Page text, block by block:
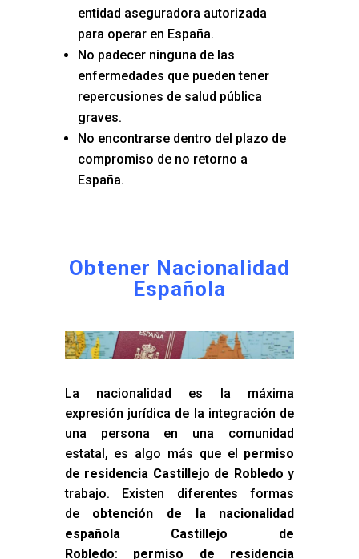
entidad aseguradora autorizada
para operar en España.
No padecer ninguna de las
enfermedades que pueden tener
repercusiones de salud pública
graves.
No encontrarse dentro del plazo de
compromiso de no retorno a
España.
Obtener Nacionalidad
Española
La nacionalidad es la máxima
expresión jurídica de la integración de
una persona en una comunidad
estatal, es algo más que el permiso
de residencia Castillejo de Robledo y
trabajo. Existen diferentes formas
de obtención de la nacionalidad
española Castillejo de
Robledo: permiso de residencia